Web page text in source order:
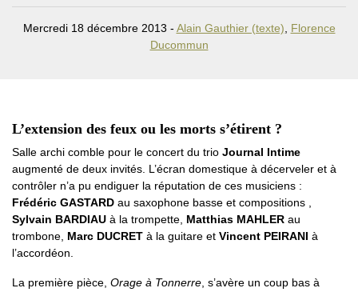
Mercredi 18 décembre 2013 - Alain Gauthier (texte)
Florence
Ducommun
L’extension des feux ou les morts s’étirent ?
Salle archi comble pour le concert du trio Journal Intime
augmenté de deux invités. L’écran domestique à décerveler et à
contrôler n’a pu endiguer la réputation de ces musiciens :
Frédéric GASTARD au saxophone basse et compositions ,
Sylvain BARDIAU à la trompette, Matthias MAHLER au
trombone, Marc DUCRET à la guitare et Vincent PEIRANI à
l’accordéon.
La première pièce, Orage à Tonnerre , s’avère un coup bas à